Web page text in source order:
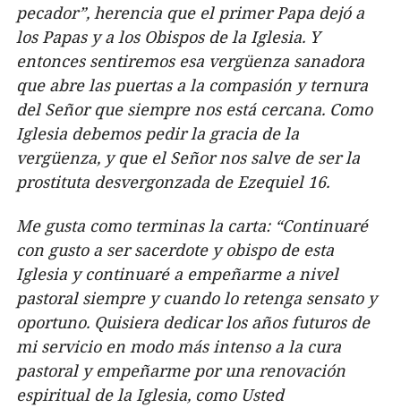
pecador”, herencia que el primer Papa dejó a
los Papas y a los Obispos de la Iglesia. Y
entonces sentiremos esa vergüenza sanadora
que abre las puertas a la compasión y ternura
del Señor que siempre nos está cercana. Como
Iglesia debemos pedir la gracia de la
vergüenza, y que el Señor nos salve de ser la
prostituta desvergonzada de Ezequiel 16.
Me gusta como terminas la carta: “Continuaré
con gusto a ser sacerdote y obispo de esta
Iglesia y continuaré a empeñarme a nivel
pastoral siempre y cuando lo retenga sensato y
oportuno. Quisiera dedicar los años futuros de
mi servicio en modo más intenso a la cura
pastoral y empeñarme por una renovación
espiritual de la Iglesia, como Usted